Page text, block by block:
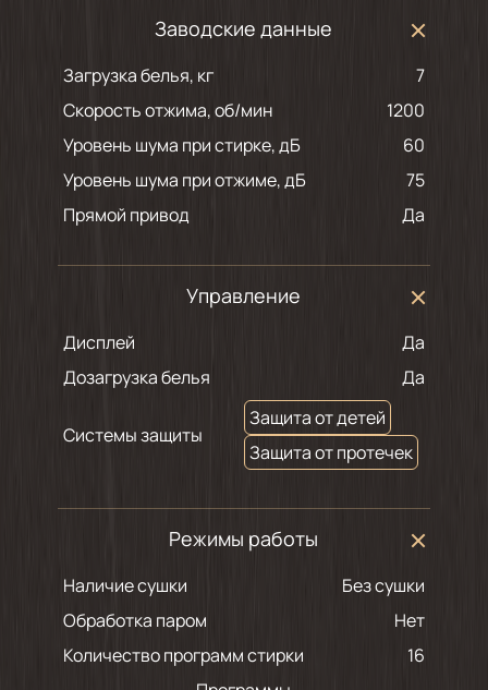
Заводские данные
Загрузка белья, кг
7
Скорость отжима, об/мин
1200
Уровень шума при стирке, дБ
60
Уровень шума при отжиме, дБ
75
Прямой привод
Да
Управление
Дисплей
Да
Дозагрузка белья
Да
Системы защиты
Защита от детей
Защита от протечек
Режимы работы
Наличие сушки
Без сушки
Обработка паром
Нет
Количество программ стирки
16